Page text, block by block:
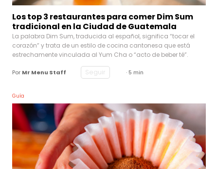
Los top 3 restaurantes para comer Dim Sum
tradicional en la Ciudad de Guatemala
La palabra Dim Sum, traducida al español, significa “tocar el
corazón” y trata de un estilo de cocina cantonesa que está
estrechamente vinculada al Yum Cha o “acto de beber té”.
Por Mr Menu Staff Seguir · 5 min
Guía